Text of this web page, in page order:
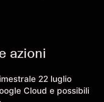
azioni
22 luglio
Cloud e possibili